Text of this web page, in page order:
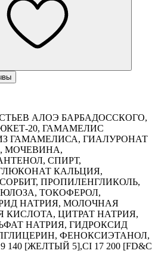
АЛОЭ БАРБАДОССКОГО,
20, ГАМАМЕЛИС
ГАМАМЕЛИСА, ГИАЛУРОНАТ
МОЧЕВИНА,
СПИРТ,
КАЛЬЦИЯ,
ПРОПИЛЕНГЛИКОЛЬ,
ТОКОФЕРОЛ,
НАТРИЯ, МОЛОЧНАЯ
ЦИТРАТ НАТРИЯ,
НАТРИЯ, ГИДРОКСИД
ФЕНОКСИЭТАНОЛ,
140 [ЖЕЛТЫЙ 5],CI 17 200 [FD&C